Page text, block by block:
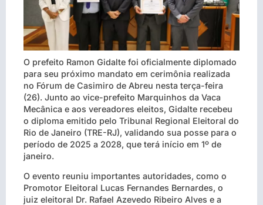
O prefeito Ramon Gidalte foi oficialmente diplomado
para seu próximo mandato em cerimônia realizada
no Fórum de Casimiro de Abreu nesta terça-feira
(26). Junto ao vice-prefeito Marquinhos da Vaca
Mecânica e aos vereadores eleitos, Gidalte recebeu
o diploma emitido pelo Tribunal Regional Eleitoral do
Rio de Janeiro (TRE-RJ), validando sua posse para o
período de 2025 a 2028, que terá início em 1º de
janeiro.
O evento reuniu importantes autoridades, como o
Promotor Eleitoral Lucas Fernandes Bernardes, o
juiz eleitoral Dr. Rafael Azevedo Ribeiro Alves e a